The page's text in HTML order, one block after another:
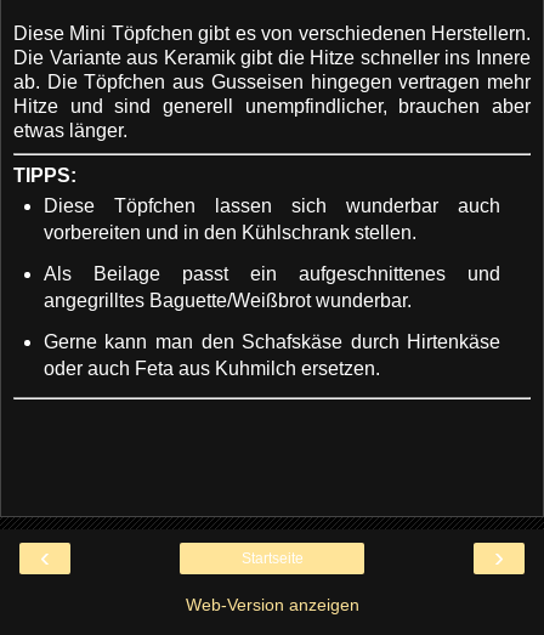
Diese Mini Töpfchen gibt es von verschiedenen Herstellern.
Die Variante aus Keramik gibt die Hitze schneller ins Innere
ab. Die Töpfchen aus Gusseisen hingegen vertragen mehr
Hitze und sind generell unempfindlicher, brauchen aber
etwas länger.
TIPPS:
Diese Töpfchen lassen sich wunderbar auch
vorbereiten und in den Kühlschrank stellen.
Als Beilage passt ein aufgeschnittenes und
angegrilltes Baguette/Weißbrot wunderbar.
Gerne kann man den Schafskäse durch Hirtenkäse
oder auch Feta aus Kuhmilch ersetzen.
‹ ›
Startseite
Web-Version anzeigen